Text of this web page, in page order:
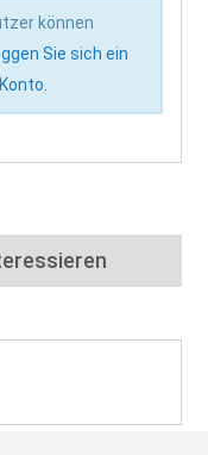
können
Sie sich ein